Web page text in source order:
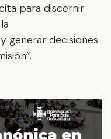
para discernir
generar decisiones